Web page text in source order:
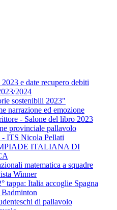
e date recupero debiti
2024
sostenibili 2023"
narrazione ed emozione
- Salone del libro 2023
provinciale pallavolo
- ITS Nicola Pellati
ITALIANA DI
matematica a squadre
Winner
tappa: Italia accoglie Spagna
di pallavolo